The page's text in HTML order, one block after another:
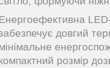
LED-
довгий
розмір